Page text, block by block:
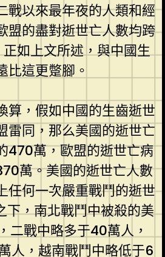
戰以來最年夜的人類和經
盟的盡對逝世亡人數均跨
如上文所述，與中國生
比這更蹩腳。
算，假如中國的生齒逝世
雷同，那么美國的逝世亡
470萬，歐盟的逝世亡病
萬。美國的逝世亡人數
任何一次嚴重戰鬥的逝世
，南北戰鬥中被殺的美
二戰中略多于40萬人，
人，越南戰鬥中略低于6